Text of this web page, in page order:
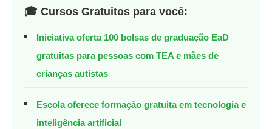
🎓 Cursos Gratuitos para você:
Iniciativa oferta 100 bolsas de graduação EaD
gratuitas para pessoas com TEA e mães de
crianças autistas
Escola oferece formação gratuita em tecnologia e
inteligência artificial